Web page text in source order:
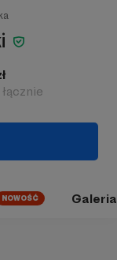
łącznie
NOWOŚĆ Galeria